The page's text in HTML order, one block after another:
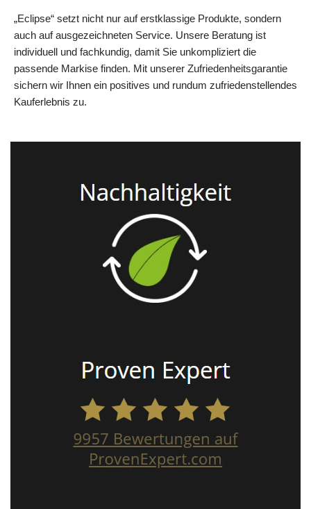
„Eclipse“ setzt nicht nur auf erstklassige Produkte, sondern
auch auf ausgezeichneten Service. Unsere Beratung ist
individuell und fachkundig, damit Sie unkompliziert die
passende Markise finden. Mit unserer Zufriedenheitsgarantie
sichern wir Ihnen ein positives und rundum zufriedenstellendes
Kauferlebnis zu.